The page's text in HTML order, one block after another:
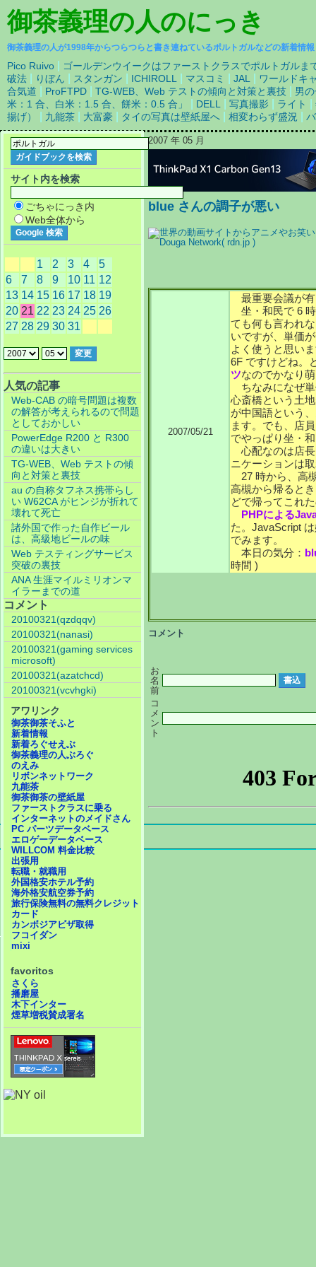
御茶義理の人のにっき
御茶義理の人が1998年からつらつらと書き連ねているポルトガルなどの新着情報
Pico Ruivo
ゴールデンウイークはファーストクラスでポルトガルま
破法
りぼん スタンガン ICHIROLL マスコミ JAL
ワールドキ
合気道
ProFTPD TG-WEB、Web テストの傾向と対策と裏技
男
米：1 合、白米：1.5 合、餅米：0.5 合」
DELL 写真撮影 ライト
揚げ）
九能茶 大富豪 タイの写真は壁紙屋へ 相変わらず盛況
2007 年 05 月
blue さんの調子が悪い
2007/05/21
最重要会議が
坐・和民で 6
ても何も言われ
いですが、単価
よく使うと思い
6F ですけどね。
ツなのでかなり
ちなみになぜ単
心斎橋という土
が中国語という
ます。でも、店
でやっぱり坐・
心配なのは店長
ニケーションは
27 時から、高
高槻から帰ると
どで帰ってこれ
PHPによる
た。JavaScript
でみます。
本日の気分：
時間 )
コメント
お
名
前
コ
メ
ン
ト
サイト内を検索
ごちゃにっき内
Web全体から
1 2 3 4
5
6
7 8 9 10 11 12
13 14 15 16 17 18 19
20 21 22 23 24 25 26
27 28 29 30 31
人気の記事
Web-CAB の暗号問題は複数
の解答が考えられるので問題
としておかしい
PowerEdge R200 と R300
の違いは大きい
TG-WEB、Web テストの傾
向と対策と裏技
au の自称タフネス携帯らし
い W62CA がヒンジが折れて
壊れて死亡
諸外国で作った自作ビール
は、高級地ビールの味
Web テスティングサービス
突破の裏技
ANA 生涯マイルミリオンマ
イラーまでの道
コメント
20100321(qzdqqv)
20100321(nanasi)
20100321(gaming services
microsoft)
20100321(azatchcd)
20100321(vcvhgki)
アワリンク
御茶御茶そふと
新着情報
新着ろぐせえぶ
御茶義理の人ぶろぐ
のえみ
リボンネットワーク
九能茶
御茶御茶の壁紙屋
ファーストクラスに乗る
インターネットのメイドさん
PC パーツデータベース
エロゲーデータベース
WILLCOM 料金比較
出張用
転職・就職用
外国格安ホテル予約
海外格安航空券予約
旅行保険無料の無料クレジット
カード
カンボジアビザ取得
フコイダン
mixi
favoritos
さくら
播磨屋
木下インター
煙草増税賛成署名